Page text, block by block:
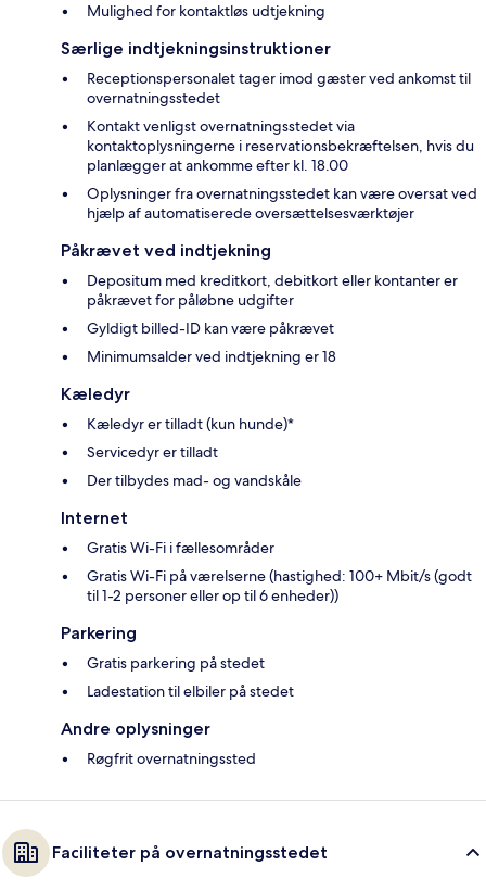
Mulighed for kontaktløs udtjekning
Særlige indtjekningsinstruktioner
Receptionspersonalet tager imod gæster ved ankomst til
overnatningsstedet
Kontakt venligst overnatningsstedet via
kontaktoplysningerne i reservationsbekræftelsen, hvis du
planlægger at ankomme efter kl. 18.00
Oplysninger fra overnatningsstedet kan være oversat ved
hjælp af automatiserede oversættelsesværktøjer
Påkrævet ved indtjekning
Depositum med kreditkort, debitkort eller kontanter er
påkrævet for påløbne udgifter
Gyldigt billed-ID kan være påkrævet
Minimumsalder ved indtjekning er 18
Kæledyr
Kæledyr er tilladt (kun hunde)*
Servicedyr er tilladt
Der tilbydes mad- og vandskåle
Internet
Gratis Wi-Fi i fællesområder
Gratis Wi-Fi på værelserne (hastighed: 100+ Mbit/s (godt
til 1-2 personer eller op til 6 enheder))
Parkering
Gratis parkering på stedet
Ladestation til elbiler på stedet
Andre oplysninger
Røgfrit overnatningssted
Faciliteter på overnatningsstedet